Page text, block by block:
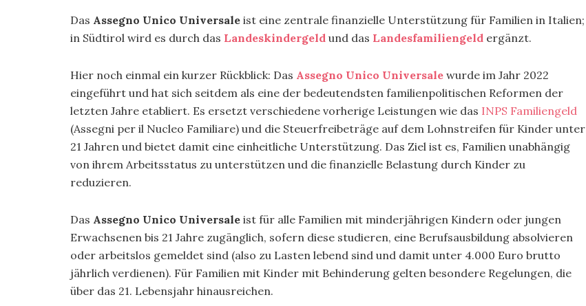
Das Assegno Unico Universale ist eine zentrale finanzielle Unterstützung für Familien in Italien;
in Südtirol wird es durch das Landeskindergeld und das Landesfamiliengeld ergänzt.
Hier noch einmal ein kurzer Rückblick: Das Assegno Unico Universale wurde im Jahr 2022
eingeführt und hat sich seitdem als eine der bedeutendsten familienpolitischen Reformen der
letzten Jahre etabliert. Es ersetzt verschiedene vorherige Leistungen wie das INPS Familiengeld
(Assegni per il Nucleo Familiare) und die Steuerfreibeträge auf dem Lohnstreifen für Kinder unter
21 Jahren und bietet damit eine einheitliche Unterstützung. Das Ziel ist es, Familien unabhängig
von ihrem Arbeitsstatus zu unterstützen und die finanzielle Belastung durch Kinder zu
reduzieren.
Das Assegno Unico Universale ist für alle Familien mit minderjährigen Kindern oder jungen
Erwachsenen bis 21 Jahre zugänglich, sofern diese studieren, eine Berufsausbildung absolvieren
oder arbeitslos gemeldet sind (also zu Lasten lebend sind und damit unter 4.000 Euro brutto
jährlich verdienen). Für Familien mit Kinder mit Behinderung gelten besondere Regelungen, die
über das 21. Lebensjahr hinausreichen.